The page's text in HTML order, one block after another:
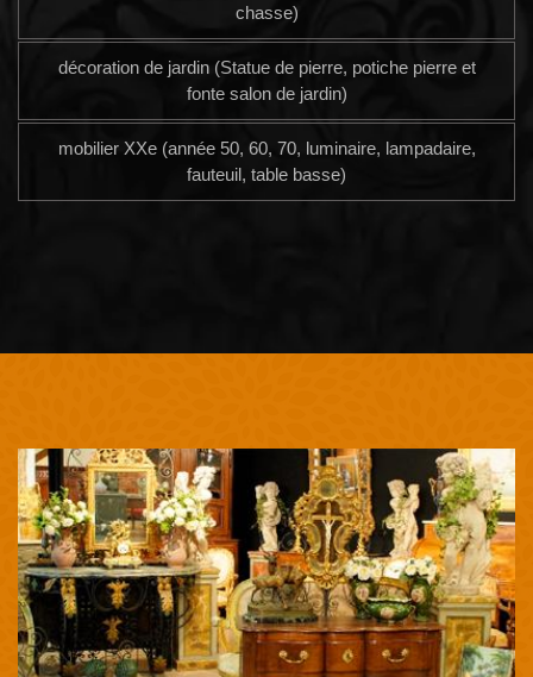
chasse)
décoration de jardin (Statue de pierre, potiche pierre et
fonte salon de jardin)
mobilier XXe (année 50, 60, 70, luminaire, lampadaire,
fauteuil, table basse)